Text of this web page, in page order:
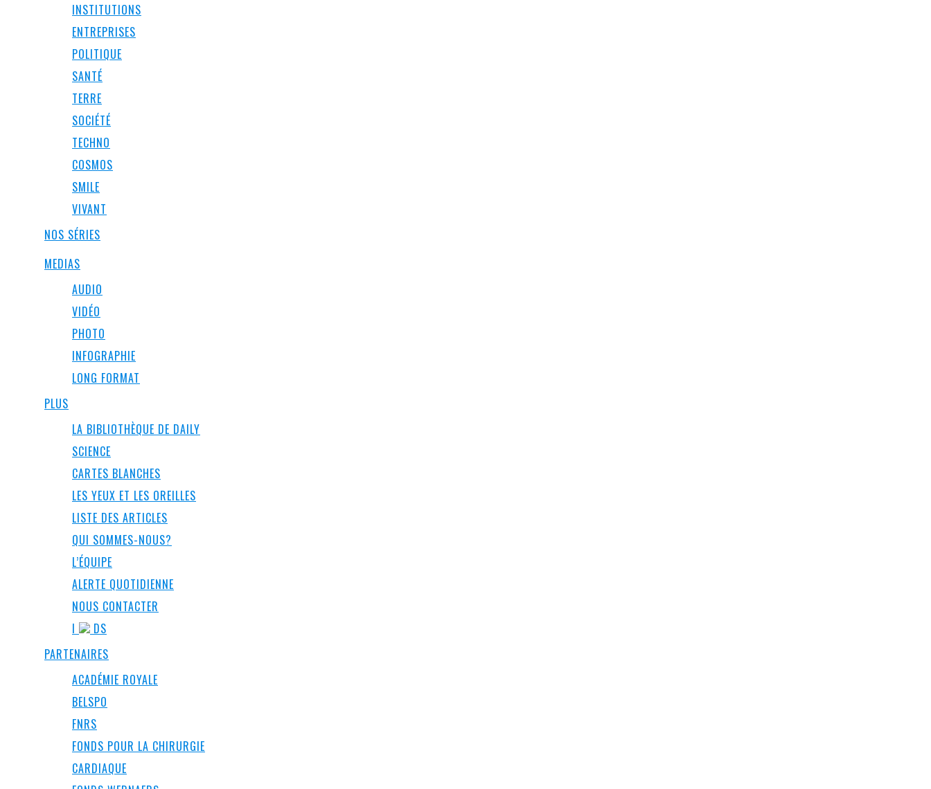
INSTITUTIONS
ENTREPRISES
POLITIQUE
SANTÉ
TERRE
SOCIÉTÉ
TECHNO
COSMOS
SMILE
VIVANT
NOS SÉRIES
MEDIAS
AUDIO
VIDÉO
PHOTO
INFOGRAPHIE
LONG FORMAT
PLUS
LA BIBLIOTHÈQUE DE DAILY
SCIENCE
CARTES BLANCHES
LES YEUX ET LES OREILLES
LISTE DES ARTICLES
QUI SOMMES-NOUS?
L’ÉQUIPE
ALERTE QUOTIDIENNE
NOUS CONTACTER
I
DS
PARTENAIRES
ACADÉMIE ROYALE
BELSPO
FNRS
FONDS POUR LA CHIRURGIE
CARDIAQUE